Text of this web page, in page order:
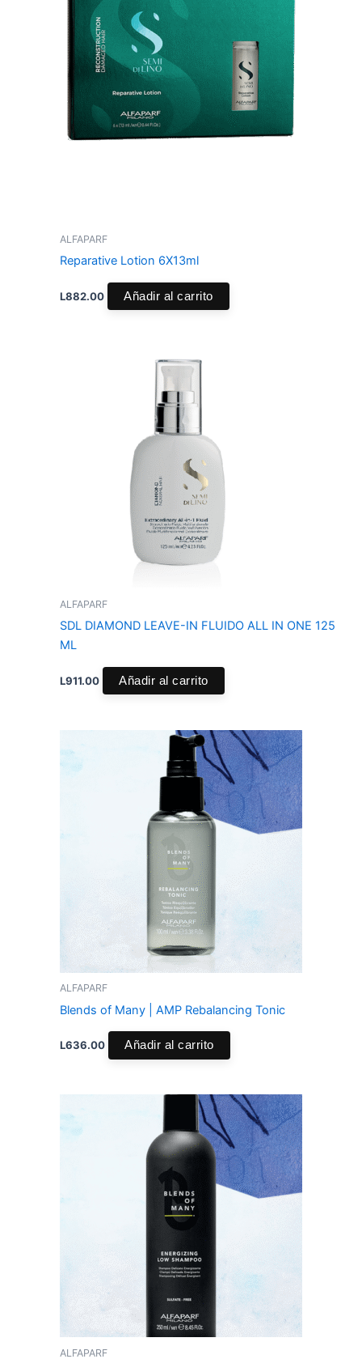
ALFAPARF
Reparative Lotion 6X13ml
L882.00 Añadir al carrito
ALFAPARF
SDL DIAMOND LEAVE-IN FLUIDO ALL IN ONE 125
ML
L911.00 Añadir al carrito
ALFAPARF
Blends of Many | AMP Rebalancing Tonic
L636.00 Añadir al carrito
ALFAPARF